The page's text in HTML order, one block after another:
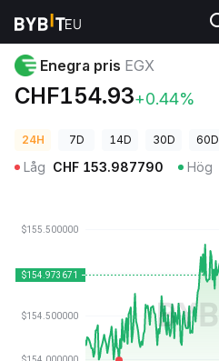
Kryptopriser
Enegra pris EGX
CHF154.93+0.44%
24H 7D 14D 30D 60D
Låg CHF 153.987790 Hög